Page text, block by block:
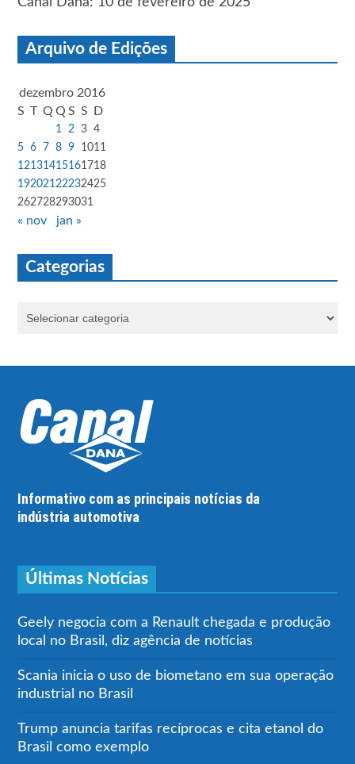
Arquivo de Edições
dezembro 2016
S T Q Q S S D
1 2 3 4
5 6 7 8 9 1011
12131415161718
192021 22232425
262728293031
« nov jan »
Categorias
Informativo com as principais notícias da
indústria automotiva
Últimas Notícias
Geely negocia com a Renault chegada e produção
local no Brasil, diz agência de notícias
Scania inicia o uso de biometano em sua operação
industrial no Brasil
Trump anuncia tarifas recíprocas e cita etanol do
Brasil como exemplo